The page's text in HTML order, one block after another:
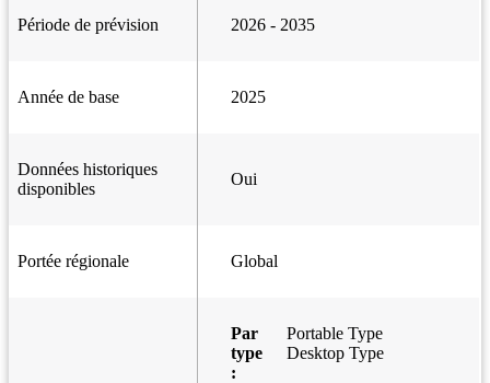
Période de prévision 2026 - 2035
Année de base 2025
Données historiques
disponibles
Oui
Portée régionale Global
Par
type
:
Portable Type
Desktop Type